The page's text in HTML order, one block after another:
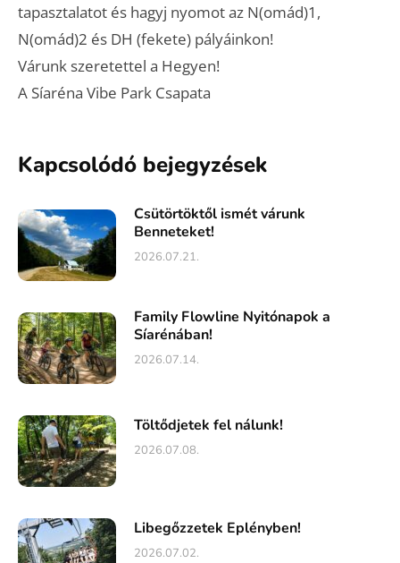
tapasztalatot és hagyj nyomot az N(omád)1,
N(omád)2 és DH (fekete) pályáinkon!
Várunk szeretettel a Hegyen!
A Síaréna Vibe Park Csapata
Kapcsolódó bejegyzések
Csütörtöktől ismét várunk
Benneteket!
2026.07.21.
Family Flowline Nyitónapok a
Síarénában!
2026.07.14.
Töltődjetek fel nálunk!
2026.07.08.
Libegőzzetek Eplényben!
2026.07.02.